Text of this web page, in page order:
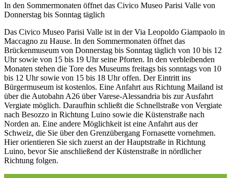
In den Sommermonaten öffnet das Civico Museo Parisi Valle von
Donnerstag bis Sonntag täglich
Das Civico Museo Parisi Valle ist in der Via Leopoldo Giampaolo in
Maccagno zu Hause. In den Sommermonaten öffnet das
Brückenmuseum von Donnerstag bis Sonntag täglich von 10 bis 12
Uhr sowie von 15 bis 19 Uhr seine Pforten. In den verbleibenden
Monaten stehen die Tore des Museums freitags bis sonntags von 10
bis 12 Uhr sowie von 15 bis 18 Uhr offen. Der Eintritt ins
Bürgermuseum ist kostenlos. Eine Anfahrt aus Richtung Mailand ist
über die Autobahn A26 über Varese-Alessandria bis zur Ausfahrt
Vergiate möglich. Daraufhin schließt die Schnellstraße von Vergiate
nach Besozzo in Richtung Luino sowie die Küstenstraße nach
Norden an. Eine andere Möglichkeit ist eine Anfahrt aus der
Schweiz, die Sie über den Grenzübergang Fornasette vornehmen.
Hier orientieren Sie sich zuerst an der Hauptstraße in Richtung
Luino, bevor Sie anschließend der Küstenstraße in nördlicher
Richtung folgen.